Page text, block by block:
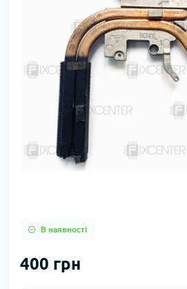
В наявності
400 грн